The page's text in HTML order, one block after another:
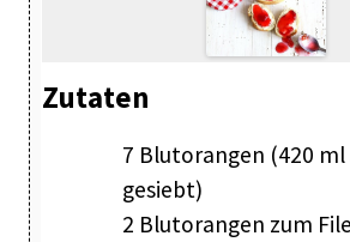
Zutaten
7 Blutorangen (420 ml
gesiebt)
2 Blutorangen zum